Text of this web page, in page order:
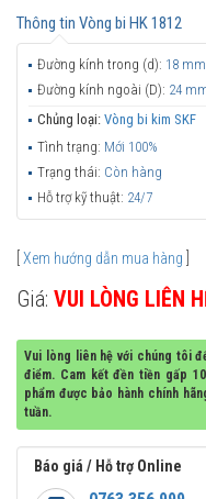
Thông tin Vòng bi HK 1812
Đường kính trong (d): 18 mm
Đường kính ngoài (D): 24
Chủng loại: Vòng bi kim SKF
Tình trạng: Mới 100%
Trạng thái: Còn hàng
Hỗ trợ kỹ thuật: 24/7
Xem hướng dẫn mua hàng
Giá: VUI LÒNG LIÊN
Vui lòng liên hệ với chúng tôi
điểm. Cam kết đền tiền gấp
phẩm được bảo hành chính
tuần.
Báo giá / Hỗ trợ Online